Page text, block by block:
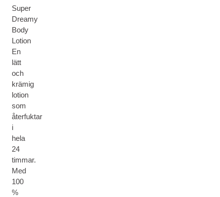
Super
Dreamy
Body
Lotion
En
lätt
och
krämig
lotion
som
återfuktar
i
hela
24
timmar.
Med
100
%